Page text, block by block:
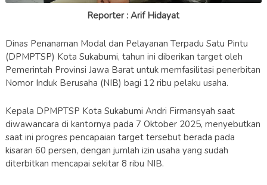
Reporter : Arif Hidayat
Dinas Penanaman Modal dan Pelayanan Terpadu Satu Pintu
(DPMPTSP) Kota Sukabumi, tahun ini diberikan target oleh
Pemerintah Provinsi Jawa Barat untuk memfasilitasi penerbitan
Nomor Induk Berusaha (NIB) bagi 12 ribu pelaku usaha.
Kepala DPMPTSP Kota Sukabumi Andri Firmansyah saat
diwawancara di kantornya pada 7 Oktober 2025, menyebutkan
saat ini progres pencapaian target tersebut berada pada
kisaran 60 persen, dengan jumlah izin usaha yang sudah
diterbitkan mencapai sekitar 8 ribu NIB.